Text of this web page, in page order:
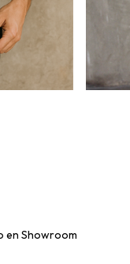
en Showroom